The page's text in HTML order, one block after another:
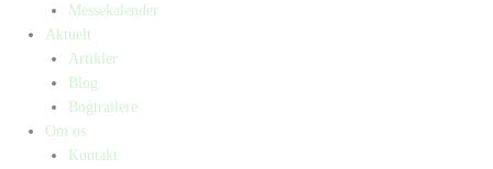
Messekalender
Aktuelt
Artikler
Blog
Bogtrailere
Om os
Kontakt